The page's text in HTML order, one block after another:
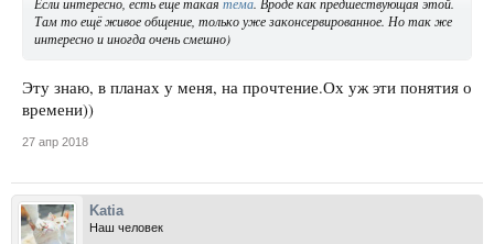
Если интересно, есть ещё такая тема. Вроде как предшествующая этой.
Там то ещё живое общение, только уже законсервированное. Но так же
интересно и иногда очень смешно)
Эту знаю, в планах у меня, на прочтение.Ох уж эти понятия о
времени))
27 апр 2018
Katia
Наш человек